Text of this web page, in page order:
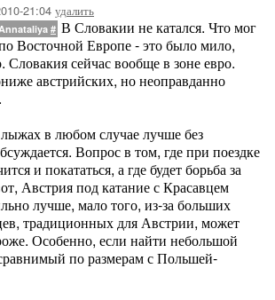
21:04 удалить
# В Словакии не катался. Что мог
Восточной Европе - это было мило,
сейчас вообще в зоне евро.
австрийских, но неоправданно
лыжах в любом случае лучше без
Вопрос в том, где при поездке
и покататься, а где будет борьба за
Австрия под катание с Красавцем
лучше, мало того, из-за больших
традиционных для Австрии, может
Особенно, если найти небольшой
по размерам с Польшей-